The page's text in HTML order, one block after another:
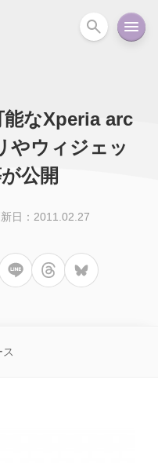
連 カメラ ウェアラ
クションカメラ
なXperia arc
やウィジェッ
公開
日：2011.02.27
ス